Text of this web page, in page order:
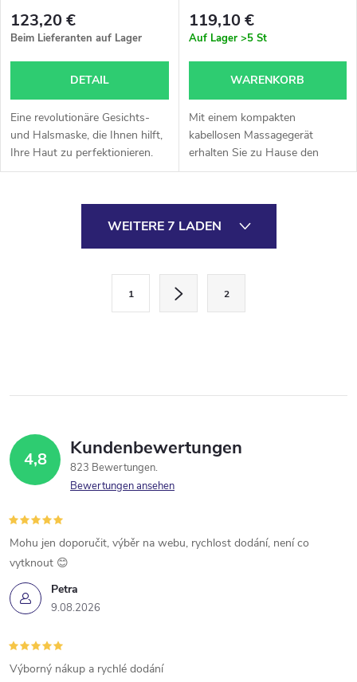
123,20 €
Beim Lieferanten auf Lager
DETAIL
Eine revolutionäre Gesichts-
und Halsmaske, die Ihnen hilft,
Ihre Haut zu perfektionieren.
Die Photonentherapie ist eines
Kampf gegen chronische...
119,10 €
Auf Lager >5 St
WARENKORB
Mit einem kompakten
kabellosen Massagegerät
erhalten Sie zu Hause den
gleichen Komfort wie in einem
l
e
e
n
t
e
d
WEITERE 7 LADEN
i
r
u
n
1 2
4,8 Kundenbewertungen
823 Bewertungen
Bewertungen ansehen
Petra
9.08.2026
Mohu jen doporučit, výběr na webu, rychlost dodání, není co
vytknout 😊
Výborný nákup a rychlé dodání